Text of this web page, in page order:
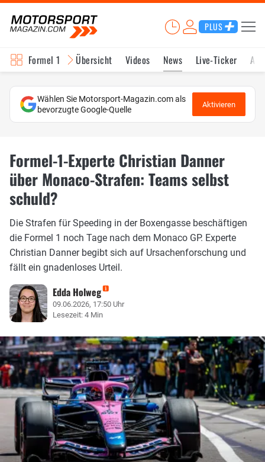
PLUS
Formel 1 Übersicht Videos News Live-Ticker
Wählen Sie Motorsport-Magazin.com als
bevorzugte Google-Quelle
Aktivieren
Formel-1-Experte Christian Danner
über Monaco-Strafen: Teams selbst
schuld?
Die Strafen für Speeding in der Boxengasse beschäftigen
die Formel 1 noch Tage nach dem Monaco GP. Experte
Christian Danner begibt sich auf Ursachenforschung und
fällt ein gnadenloses Urteil.
Edda Holweg
09.06.2026, 17:50 Uhr
Lesezeit: 4 Min